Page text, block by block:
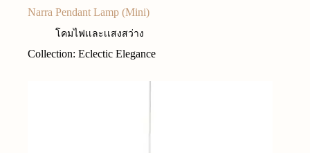
Narra Pendant Lamp (Mini)
โคมไฟเเละเเสงสว่าง
Collection: Eclectic Elegance